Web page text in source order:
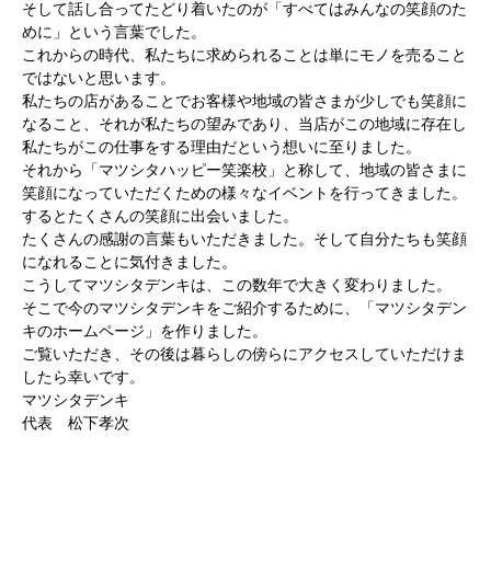
そして話し合ってたどり着いたのが「すべてはみんなの笑顔のた
めに」という言葉でした。
これからの時代、私たちに求められることは単にモノを売ること
ではないと思います。
私たちの店があることでお客様や地域の皆さまが少しでも笑顔に
なること、それが私たちの望みであり、当店がこの地域に存在し
私たちがこの仕事をする理由だという想いに至りました。
それから「マツシタハッピー笑楽校」と称して、地域の皆さまに
笑顔になっていただくための様々なイベントを行ってきました。
するとたくさんの笑顔に出会いました。
たくさんの感謝の言葉もいただきました。そして自分たちも笑顔
になれることに気付きました。
こうしてマツシタデンキは、この数年で大きく変わりました。
そこで今のマツシタデンキをご紹介するために、「マツシタデン
キのホームページ」を作りました。
ご覧いただき、その後は暮らしの傍らにアクセスしていただけま
したら幸いです。
マツシタデンキ
代表 松下孝次